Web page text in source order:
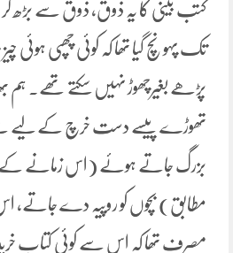
کتب بینی کا یہ ذوق، ذوق سے بڑھ کر
تک پہونچ گیا تھا کہ کوئی چھپی ہوئی
پڑھے بغیرچھوڑ نہیں سکتے تھے. ہم
تھوڑے پیسے دست خرچ کے لیے
بزرگ جاتے ہوئے (اس زمانے کے
مطابق) بچوں کو روپیہ دے جاتے،
مصرف تھا کہ اس سے کوئی کتاب